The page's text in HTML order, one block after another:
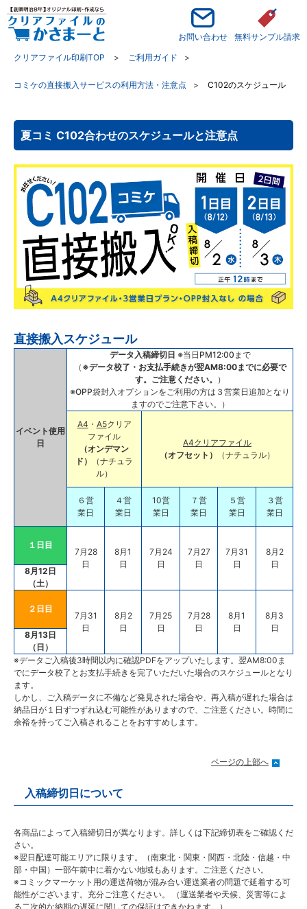
お問い合わせ
無料サンプル請求
クリアファイル印刷TOP
ご利用ガイド
コミケの直接搬入サービスの利用方法・注意点 C102のスケジュール
夏コミ C102合わせのスケジュールと注意点
直接搬入スケジュール
イベント使用
日
データ入稿締切日 ※当日PM12:00まで
（ ※データ校了・お支払手続きが翌AM8:00までに必要で
す。ご注意ください。
）
※OPP袋封入オプションをご利用の方は３営業日追加となり
ますのでご注意下さい。）
A4 ・ A5クリア
ファイル
（オンデマン
ド）
（ナチュラ
ル）
A4クリアファイル
（オフセット）
（ナチュラル）
６営
業日
４営
業日
10営
業日
７営
業日
５営
業日
３営
業日
１日目
7月28
日
8月1
日
7月24
日
7月27
日
7月31
日
8月2
日
8月12日
（土）
２日目
7月31
日
8月2
日
7月25
日
7月28
日
8月1
日
8月3
日
8月13日
（日）
※データご入稿後3時間以内に確認PDFをアップいたします。翌AM8:00ま
でにデータ校了とお支払手続きを完了いただいた場合のスケジュールとなり
ます。
しかし、
ご入稿データに不備など発見された場合や、再入稿が遅れた場合は
納品日が１日ずつずれ込む可能性がありますので、ご注意ください。時間に
余裕を持ってご入稿されることをおすすめします。
ページの上部へ
入稿締切日について
各商品によって入稿締切日が異なります。詳しくは下記締切表をご確認くだ
さい。
※翌日配達可能エリアに限ります。（南東北・関東・関西・北陸・信越・中
部・中国）一部午前中に着かない地域もあります。ご注意ください。
※コミックマーケット用の運送荷物が混み合い運送業者の問題で延着する可
能性がございます。充分ご注意ください。 （運送業者や天候、災害等によ
る二次的な納期の遅延に関しての保証はできかねます。）